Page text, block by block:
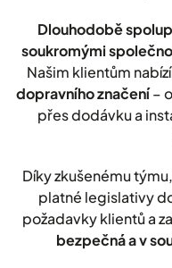
Dlouhodobě
soukromými
Našim klientům
dopravního značení–
přes dodávku a
Díky zkušenému
platné legislativy
požadavky klientů a
bezpečná a v